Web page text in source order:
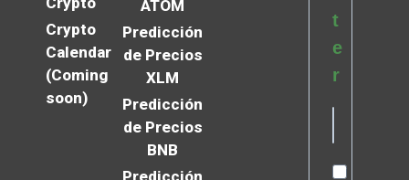
Crypto
Calendar
(Coming
soon)
ATOM
Predicción
de Precios
XLM
Predicción
de Precios
BNB
t
e
r